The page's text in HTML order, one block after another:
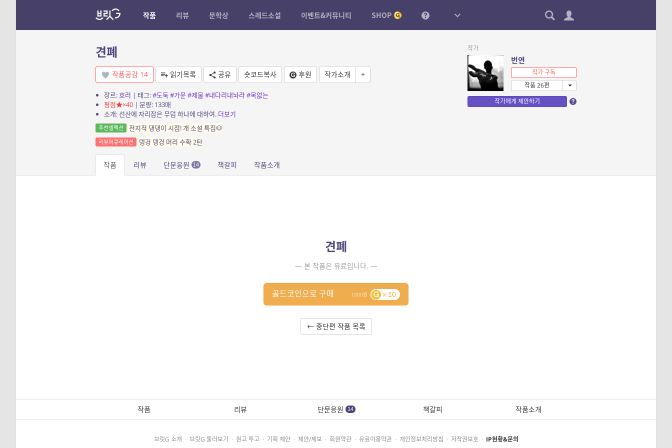
작품 리뷰 문학상 스레드소설 이벤트&커뮤니티 SHOP
견폐
작품공감 14 읽기목록 공유 숏코드복사 후원 작가소개 +
장르:호러 | 태그:#도둑#가문#제물#내다리내놔라#목없는
평점
×40| 분량: 133매
소개: 선산에 자리잡은 무덤 하나에 대하여. 더보기
추천셀렉션 전지적 댕댕이 시점! 개 소설 특집🐶
리뷰어큐레이션 뎅겅 뎅겅 머리 수확 2탄
작가
번연
작가 구독
작품 26편
작가에게 제안하기
작품 리뷰 단문응원 14 책갈피 작품소개
견폐
— 본 작품은 유료입니다. —
1000 10
골드코인으로 구매
← 중단편 작품 목록
작품 리뷰 단문응원 14 책갈피 작품소개
브릿G 소개 · 브릿G 둘러보기 · 원고 투고 · 기획 제안 · 제안/제보 · 회원약관 · 유료이용약관 · 개인정보처리방침 · 저작권보호 · IP현황&문의